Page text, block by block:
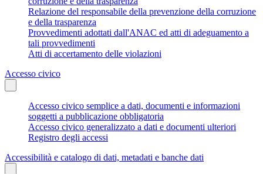
Relazione del responsabile della prevenzione della corruzione
e della trasparenza
Provvedimenti adottati dall'ANAC ed atti di adeguamento a
tali provvedimenti
Atti di accertamento delle violazioni
Accesso civico
Accesso civico semplice a dati, documenti e informazioni
soggetti a pubblicazione obbligatoria
Accesso civico generalizzato a dati e documenti ulteriori
Registro degli accessi
Accessibilità e catalogo di dati, metadati e banche dati